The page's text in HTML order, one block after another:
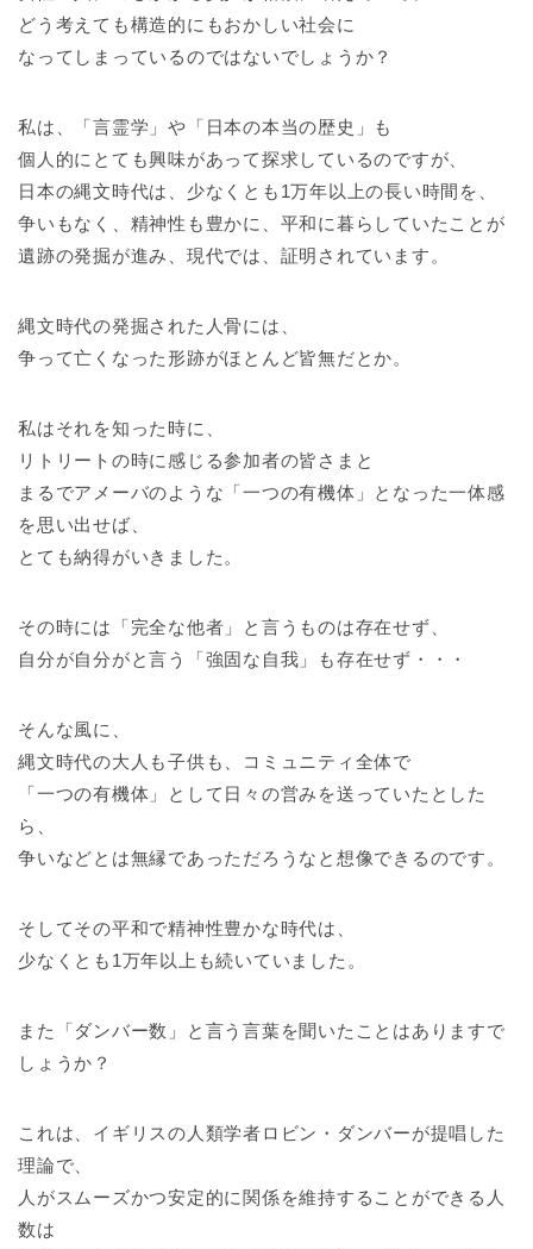
どう考えても構造的にもおかしい社会に
なってしまっているのではないでしょうか？
私は、「言霊学」や「日本の本当の歴史」も
個人的にとても興味があって探求しているのですが、
日本の縄文時代は、少なくとも1万年以上の長い時間を、
争いもなく、精神性も豊かに、平和に暮らしていたことが
遺跡の発掘が進み、現代では、証明されています。
縄文時代の発掘された人骨には、
争って亡くなった形跡がほとんど皆無だとか。
私はそれを知った時に、
リトリートの時に感じる参加者の皆さまと
まるでアメーバのような「一つの有機体」となった一体感
を思い出せば、
とても納得がいきました。
その時には「完全な他者」と言うものは存在せず、
自分が自分がと言う「強固な自我」も存在せず・・・
そんな風に、
縄文時代の大人も子供も、コミュニティ全体で
「一つの有機体」として日々の営みを送っていたとした
ら、
争いなどとは無縁であっただろうなと想像できるのです。
そしてその平和で精神性豊かな時代は、
少なくとも1万年以上も続いていました。
また「ダンバー数」と言う言葉を聞いたことはありますで
しょうか？
これは、イギリスの人類学者ロビン・ダンバーが提唱した
理論で、
人がスムーズかつ安定的に関係を維持することができる人
数は